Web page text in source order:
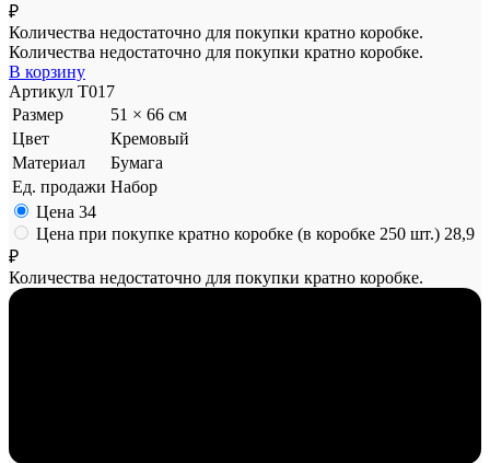
₽
Количества недостаточно для покупки кратно коробке.
Количества недостаточно для покупки кратно коробке.
В корзину
Артикул T017
Размер
51 × 66 см
Цвет
Кремовый
Материал
Бумага
Ед. продажи Набор
Цена 34
Цена при покупке кратно коробке (в коробке 250 шт.) 28,9
₽
Количества недостаточно для покупки кратно коробке.